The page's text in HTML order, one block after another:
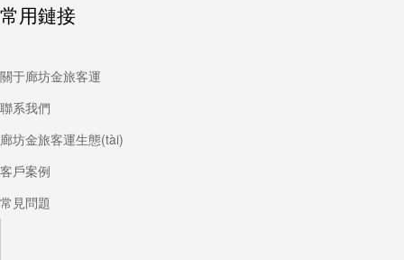
常用鏈接
關于廊坊金旅客運
聯系我們
廊坊金旅客運生態(tài)
客戶案例
常見問題